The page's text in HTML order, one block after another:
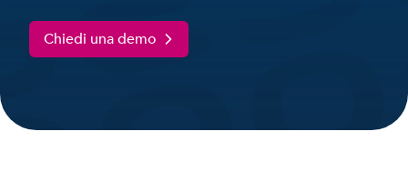
Chiedi una demo